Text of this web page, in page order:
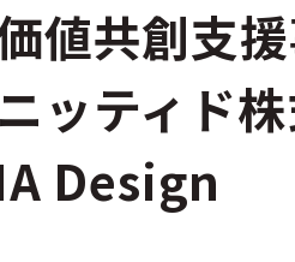
値共創支
ッティド
Design